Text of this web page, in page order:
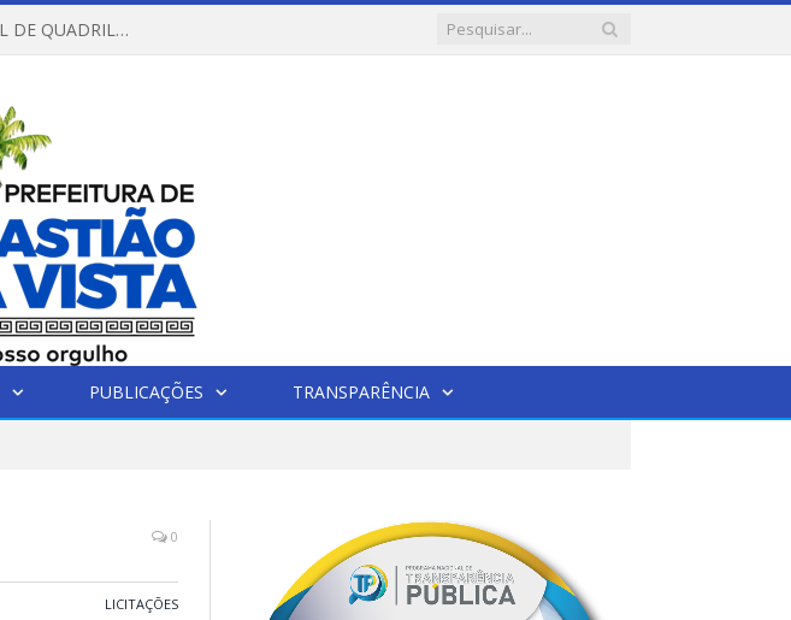
REGULAMENTO DO X CONCURSO INTERMUNICIPAL DE QUADRILHAS JUNINAS – 2026 – ARRAIÁ DA VENEZA
PUBLICAÇÕES TRANSPARÊNCIA
0
LICITAÇÕES